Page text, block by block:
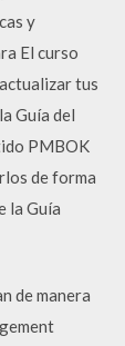
y
El curso
tus
Guía del
PMBOK
de forma
la Guía
de manera